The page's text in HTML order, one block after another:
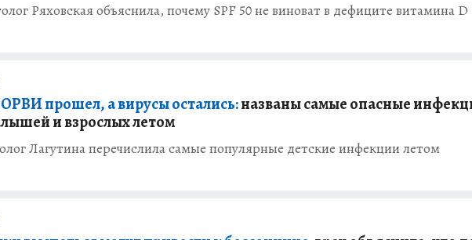
Ряховская объяснила, почему SPF 50 не виноват в дефиците витамина D
прошел, а вирусы остались:названы самые опасные
и взрослых летом
Лагутина перечислила самые популярные детские инфекции летом